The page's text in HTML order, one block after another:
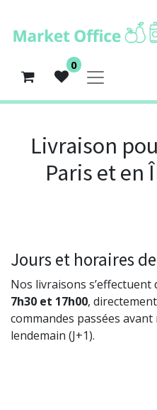
0
Livraison
Paris et en
Jours et horaires
Nos livraisons s’effectuent
7h30 et 17h00,
commandes passées
lendemain (J+1).